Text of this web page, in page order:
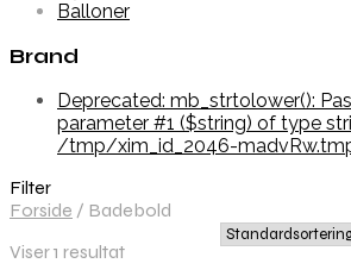
Balloner
Brand
Deprecated: mb_strtolower():
parameter #1 ($string) of type
/tmp/xim_id_2046-
Filter
Forside / Badebold
Viser 1 resultat